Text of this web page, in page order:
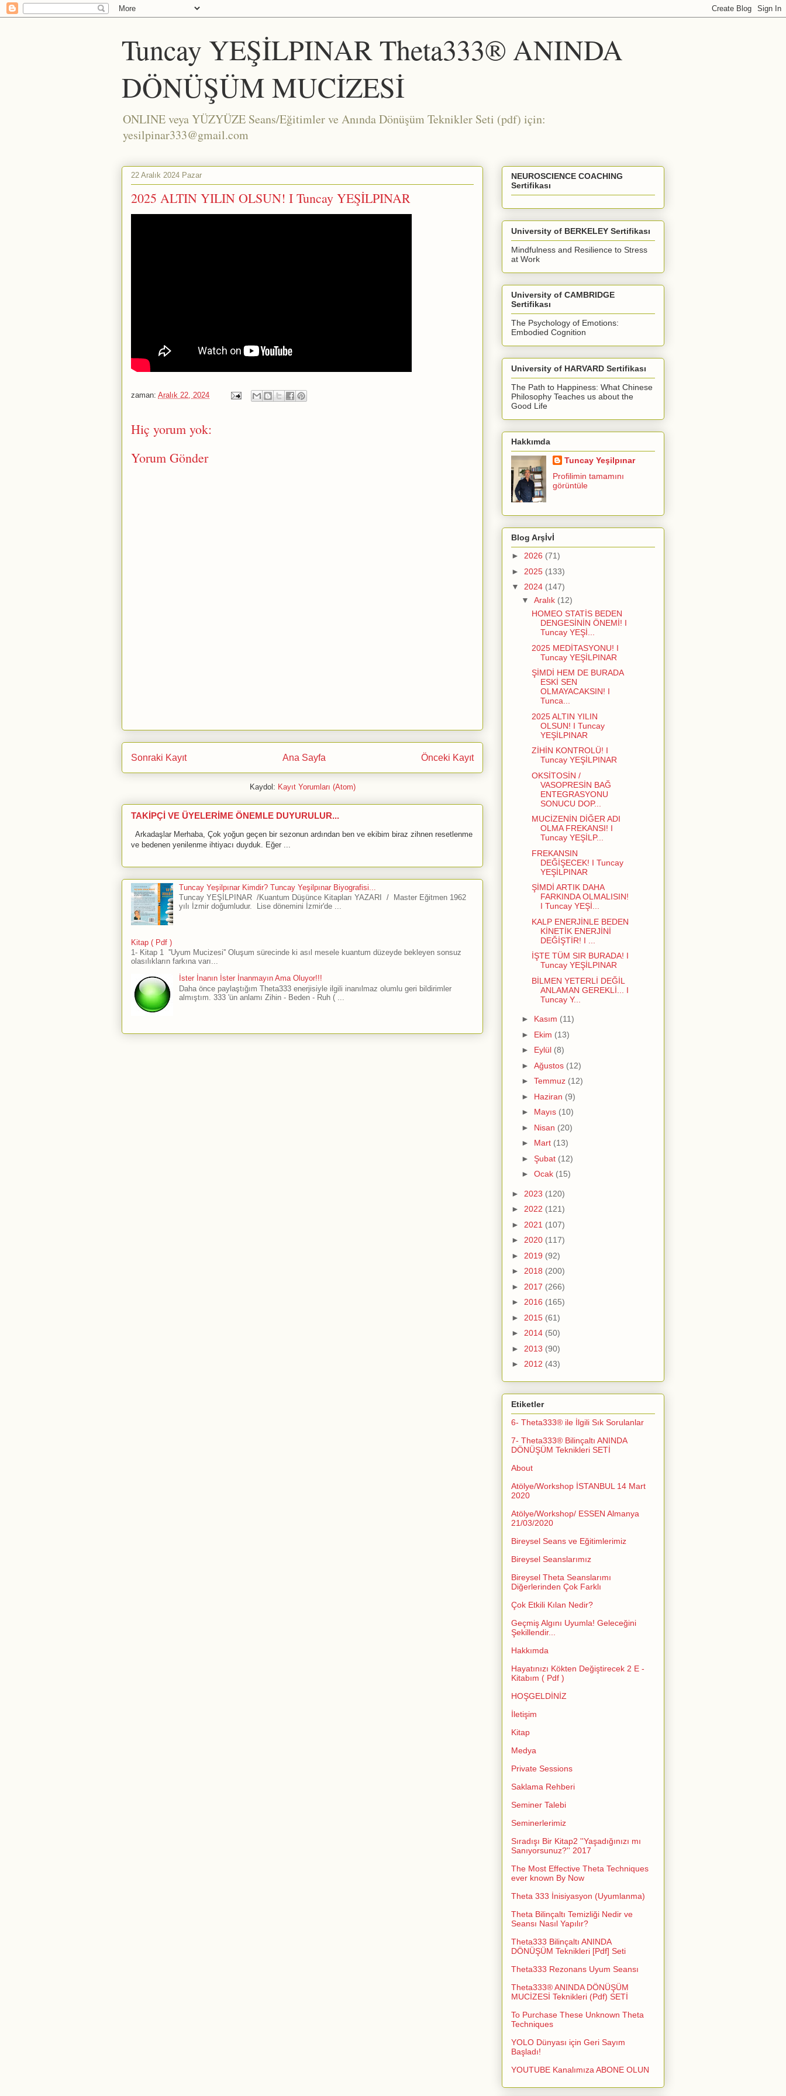
Tuncay YEŞİLPINAR Theta333® ANINDA
DÖNÜŞÜM MUCİZESİ
ONLINE veya YÜZYÜZE Seans/Eğitimler ve Anında Dönüşüm Teknikler Seti (pdf) için:
yesilpinar333@gmail.com
22 Aralık 2024 Pazar
2025 ALTIN YILIN OLSUN! I Tuncay YEŞİLPINAR
zaman: Aralık 22, 2024
Hiç yorum yok:
Yorum Gönder
Sonraki Kayıt Önceki Kayıt
Ana Sayfa
Kaydol: Kayıt Yorumları (Atom)
TAKİPÇİ VE ÜYELERİME ÖNEMLE DUYURULUR...
Arkadaşlar Merhaba, Çok yoğun geçen bir sezonun ardından ben ve ekibim biraz zihnen resetlenme
ve bedenen yenilenme ihtiyacı duyduk. Eğer ...
Tuncay Yeşilpınar Kimdir? Tuncay Yeşilpınar Biyografisi...
Tuncay YEŞİLPINAR /Kuantum Düşünce Kitapları YAZARI / Master Eğitmen 1962
yılı İzmir doğumludur. Lise dönemini İzmir'de ...
Kitap ( Pdf )
1- Kitap 1 ''Uyum Mucizesi'' Oluşum sürecinde ki asıl mesele kuantum düzeyde bekleyen sonsuz
olasılıkların farkına varı...
İster İnanın İster İnanmayın Ama Oluyor!!!
Daha önce paylaştığım Theta333 enerjisiyle ilgili inanılmaz olumlu geri bildirimler
almıştım. 333 'ün anlamı Zihin - Beden - Ruh ( ...
NEUROSCIENCE COACHING
Sertifikası
University of BERKELEY Sertifikası
Mindfulness and Resilience to Stress
at Work
University of CAMBRIDGE
Sertifikası
The Psychology of Emotions:
Embodied Cognition
University of HARVARD Sertifikası
The Path to Happiness: What Chinese
Philosophy Teaches us about the
Good Life
Hakkımda
Tuncay Yeşilpınar
Profilimin tamamını
görüntüle
Blog Arşİvİ
► 2026 (71)
► 2025 (133)
▼ 2024 (147)
▼ Aralık (12)
HOMEO STATİS BEDEN
DENGESİNİN ÖNEMİ! I
Tuncay YEŞİ...
2025 MEDİTASYONU! I
Tuncay YEŞİLPINAR
ŞİMDİ HEM DE BURADA
ESKİ SEN
OLMAYACAKSIN! I
Tunca...
2025 ALTIN YILIN
OLSUN! I Tuncay
YEŞİLPINAR
ZİHİN KONTROLÜ! I
Tuncay YEŞİLPINAR
OKSİTOSİN /
VASOPRESİN BAĞ
ENTEGRASYONU
SONUCU DOP...
MUCİZENİN DİĞER ADI
OLMA FREKANSI! I
Tuncay YEŞİLP...
FREKANSIN
DEĞİŞECEK! I Tuncay
YEŞİLPINAR
ŞİMDİ ARTIK DAHA
FARKINDA OLMALISIN!
I Tuncay YEŞİ...
KALP ENERJİNLE BEDEN
KİNETİK ENERJİNİ
DEĞİŞTİR! I ...
İŞTE TÜM SIR BURADA! I
Tuncay YEŞİLPINAR
BİLMEN YETERLİ DEĞİL
ANLAMAN GEREKLİ... I
Tuncay Y...
► Kasım (11)
► Ekim (13)
► Eylül (8)
► Ağustos (12)
► Temmuz (12)
► Haziran (9)
► Mayıs (10)
► Nisan (20)
► Mart (13)
► Şubat (12)
► Ocak (15)
► 2023 (120)
► 2022 (121)
► 2021 (107)
► 2020 (117)
► 2019 (92)
► 2018 (200)
► 2017 (266)
► 2016 (165)
► 2015 (61)
► 2014 (50)
► 2013 (90)
► 2012 (43)
Etiketler
6- Theta333® ile İlgili Sık Sorulanlar
7- Theta333® Bilinçaltı ANINDA
DÖNÜŞÜM Teknikleri SETİ
About
Atölye/Workshop İSTANBUL 14 Mart
2020
Atölye/Workshop/ ESSEN Almanya
21/03/2020
Bireysel Seans ve Eğitimlerimiz
Bireysel Seanslarımız
Bireysel Theta Seanslarımı
Diğerlerinden Çok Farklı
Çok Etkili Kılan Nedir?
Geçmiş Algını Uyumla! Geleceğini
Şekillendir...
Hakkımda
Hayatınızı Kökten Değiştirecek 2 E -
Kitabım ( Pdf )
HOŞGELDİNİZ
İletişim
Kitap
Medya
Private Sessions
Saklama Rehberi
Seminer Talebi
Seminerlerimiz
Sıradışı Bir Kitap2 ''Yaşadığınızı mı
Sanıyorsunuz?'' 2017
The Most Effective Theta Techniques
ever known By Now
Theta 333 İnisiyasyon (Uyumlanma)
Theta Bilinçaltı Temizliği Nedir ve
Seansı Nasıl Yapılır?
Theta333 Bilinçaltı ANINDA
DÖNÜŞÜM Teknikleri [Pdf] Seti
Theta333 Rezonans Uyum Seansı
Theta333® ANINDA DÖNÜŞÜM
MUCİZESİ Teknikleri (Pdf) SETİ
To Purchase These Unknown Theta
Techniques
YOLO Dünyası için Geri Sayım
Başladı!
YOUTUBE Kanalımıza ABONE OLUN